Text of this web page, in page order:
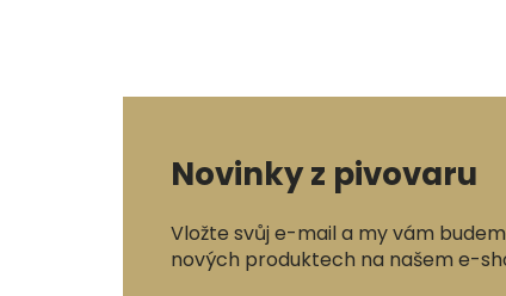
Novinky z pivovaru
Vložte svůj e-mail a my vám
nových produktech na našem e-